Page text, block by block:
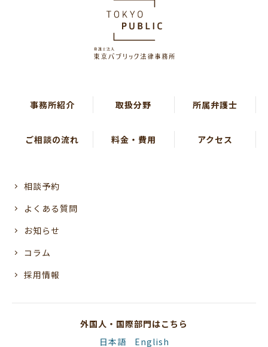
事務所紹介 取扱分野 所属弁護士
ご相談の流れ 料金・費用 アクセス
相談予約
よくある質問
お知らせ
コラム
採用情報
外国人・国際部門はこちら
日本語
English